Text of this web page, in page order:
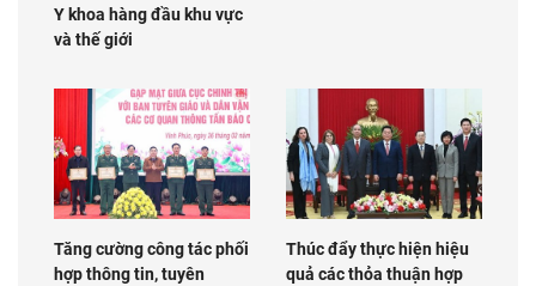
Y khoa hàng đầu khu vực
và thế giới
Tăng cường công tác phối
hợp thông tin, tuyên
Thúc đẩy thực hiện hiệu
quả các thỏa thuận hợp